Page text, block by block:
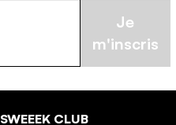
Je
m'inscris
SWEEEK CLUB